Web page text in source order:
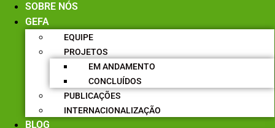
SOBRE NÓS
GEFA
EQUIPE
PROJETOS
EM ANDAMENTO
CONCLUÍDOS
PUBLICAÇÕES
INTERNACIONALIZAÇÃO
BLOG